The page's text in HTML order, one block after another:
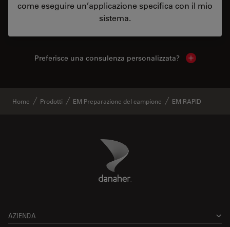
come eseguire un’applicazione specifica con il mio
sistema.
Preferisce una consulenza personalizzata? Show local
Home Prodotti EM Preparazione del campione EM RAPID
Danaher Logo
AZIENDA